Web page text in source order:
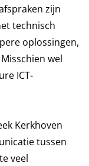
zijn
technisch
oplossingen,
wel
ICT-
Kerkhoven
tussen
veel